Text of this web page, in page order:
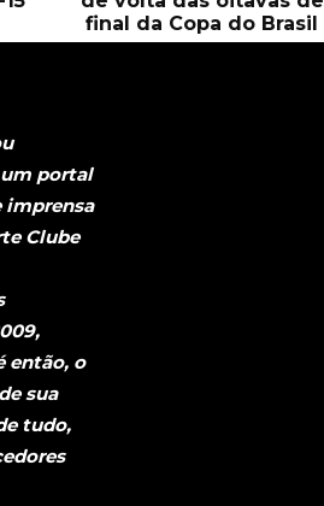
final da Copa do Brasil
portal
imprensa
Clube
então, o
sua
tudo,